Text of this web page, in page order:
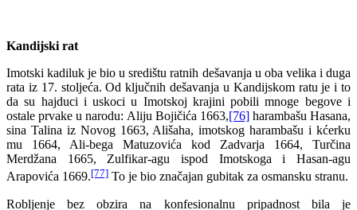
Kandijski rat
Imotski kadiluk je bio u središtu ratnih dešavanja u oba velika i duga
rata iz 17. stoljeća. Od ključnih dešavanja u Kandijskom ratu je i to
da su hajduci i uskoci u Imotskoj krajini pobili mnoge begove i
ostale prvake u narodu: Aliju Bojičića 1663,[76]harambašu Hasana,
sina Talina iz Novog 1663, Ališaha, imotskog harambašu i kćerku
mu 1664, Ali-bega Matuzovića kod Zadvarja 1664, Turčina
Merdžana 1665, Zulfikar-agu ispod Imotskoga i Hasan-agu
Arapovića 1669.[77] To je bio značajan gubitak za osmansku stranu.
Robljenje bez obzira na konfesionalnu pripadnost bila je